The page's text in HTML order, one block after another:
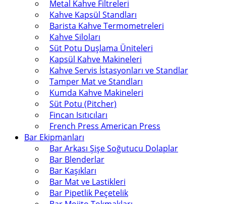
Metal Kahve Filtreleri
Kahve Kapsül Standları
Barista Kahve Termometreleri
Kahve Siloları
Süt Potu Duşlama Üniteleri
Kapsül Kahve Makineleri
Kahve Servis İstasyonları ve Standlar
Tamper Mat ve Standları
Kumda Kahve Makineleri
Süt Potu (Pitcher)
Fincan Isıtıcıları
French Press American Press
Bar Ekipmanları
Bar Arkası Şişe Soğutucu Dolaplar
Bar Blenderlar
Bar Kaşıkları
Bar Mat ve Lastikleri
Bar Pipetlik Peçetelik